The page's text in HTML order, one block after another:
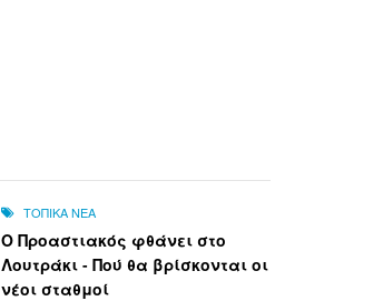
ΤΟΠΙΚΑ ΝΕΑ
Ο Προαστιακός φθάνει στο
Λουτράκι - Πού θα βρίσκονται οι
νέοι σταθμοί